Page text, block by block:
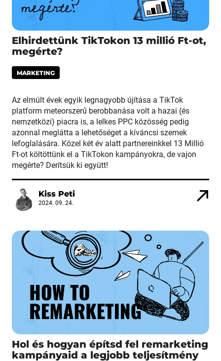
Elhirdettünk TikTokon 13 millió Ft-ot,
megérte?
MARKETING
Az elmúlt évek egyik legnagyobb újítása a TikTok
platform meteorszerű berobbanása volt a hazai (és
nemzetközi) piacra is, a lelkes PPC közösség pedig
azonnal meglátta a lehetőséget a kíváncsi szemek
lefoglalására. Közel két év alatt partnereinkkel 13 Millió
Ft-ot költöttünk el a TikTokon kampányokra, de vajon
megérte? Derítsük ki együtt!
Kiss Peti
2024. 09. 24.
Hol és hogyan építsd fel remarketing
kampányaid a legjobb teljesítmény